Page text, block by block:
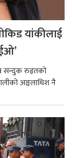
यांकीलाई
सन्दुक रुइतको
अञ्चलाधिश नै